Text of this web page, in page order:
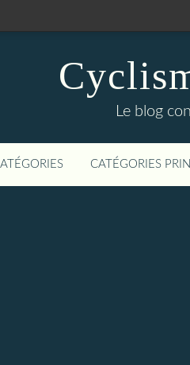
Le blog
CATÉGORIES